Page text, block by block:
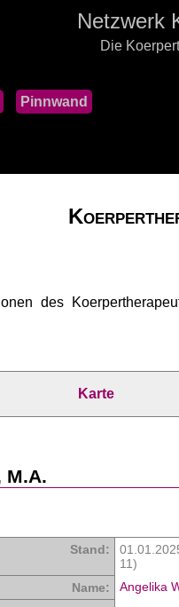
Netzwerk
Die
Pinnwand
des
Karte
M.A.
Stand:
11)
Name:
Angelika